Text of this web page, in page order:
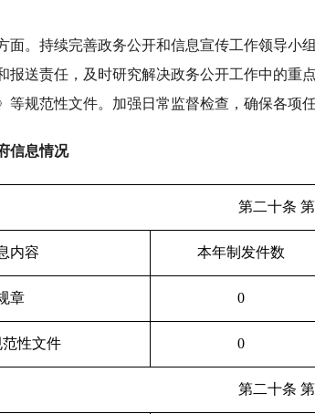
面。持续完善政务公开和信息宣传工作领导
报送责任，及时研究解决政务公开工作中的重
等规范性文件。加强日常监督检查，确保各项任
信息情况
第二十条
内容 本年制发件数
章 0
性文件 0
第二十条